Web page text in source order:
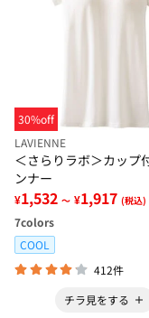
30%off
LAVIENNE
＜さらりラボ＞カップ
ンナー
¥1,532 ～ ¥1,917 (税込)
7colors
COOL
412件
チラ見をする